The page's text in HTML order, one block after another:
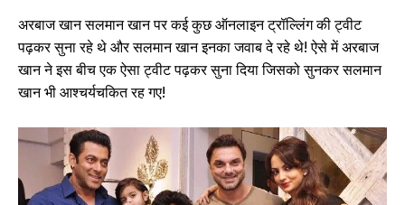
अरबाज खान सलमान खान पर कई कुछ ऑनलाइन ट्रॉल्लिंग की ट्वीट
पढ़कर सुना रहे थे और सलमान खान इनका जवाब दे रहे थे! ऐसे में अरबाज
खान ने इस बीच एक ऐसा ट्वीट पढ़कर सुना दिया जिसको सुनकर सलमान
खान भी आश्चर्यचकित रह गए!